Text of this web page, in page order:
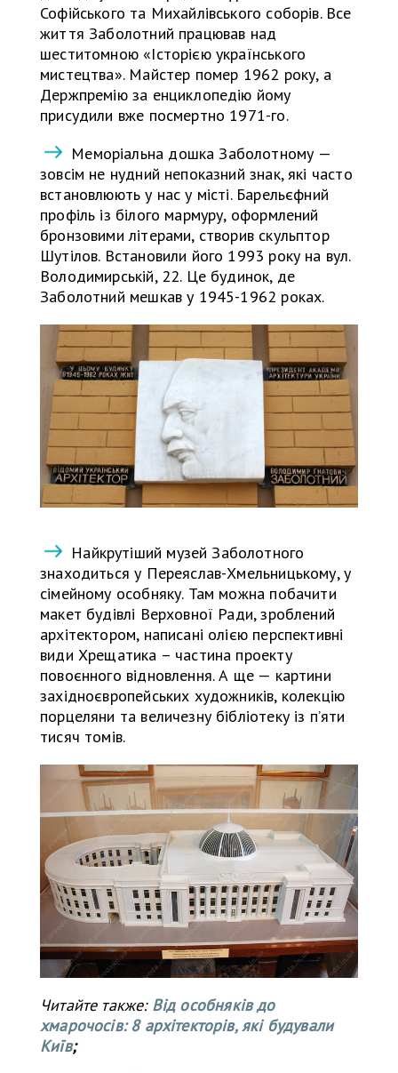
Софійського та Михайлівського соборів. Все
життя Заболотний працював над
шеститомною «Історією українського
мистецтва». Майстер помер 1962 року, а
Держпремію за енциклопедію йому
присудили вже посмертно 1971-го.
Меморіальна дошка Заболотному —
зовсім не нудний непоказний знак, які часто
встановлюють у нас у місті. Барельєфний
профіль із білого мармуру, оформлений
бронзовими літерами, створив скульптор
Шутілов. Встановили його 1993 року на вул.
Володимирській, 22. Це будинок, де
Заболотний мешкав у 1945-1962 роках.
Найкрутіший музей Заболотного
знаходиться у Переяслав-Хмельницькому, у
сімейному особняку. Там можна побачити
макет будівлі Верховної Ради, зроблений
архітектором, написані олією перспективні
види Хрещатика – частина проекту
повоєнного відновлення. А ще — картини
західноєвропейських художників, колекцію
порцеляни та величезну бібліотеку із п’яти
тисяч томів.
Читайте также: Від особняків до
хмарочосів: 8 архітекторів, які будували
Київ;